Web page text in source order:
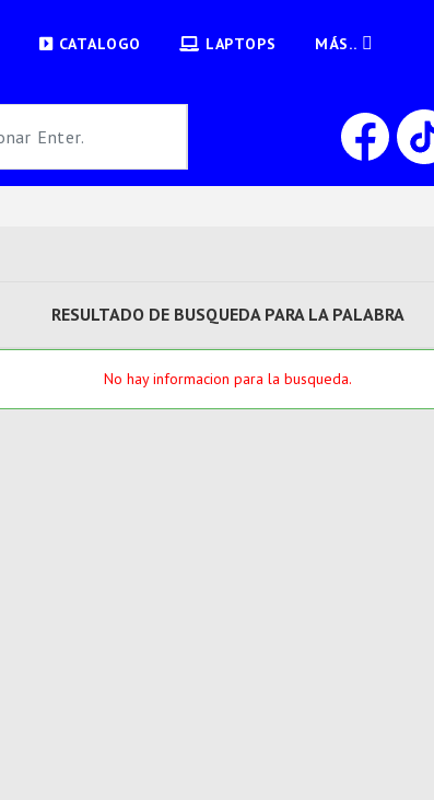
CATALOGO LAPTOPS MÁS..
RESULTADO DE BUSQUEDA PARA LA PALABRA
No hay informacion para la busqueda.